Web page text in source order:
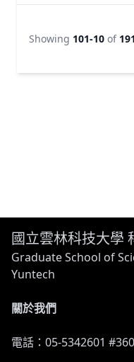
Showing 101-10of 191
國立雲林科技大學
Graduate School of
Yuntech
關於我們
電話：05-5342601